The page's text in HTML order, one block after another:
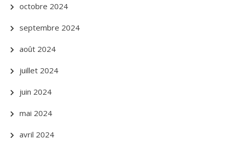
octobre 2024
septembre 2024
août 2024
juillet 2024
juin 2024
mai 2024
avril 2024